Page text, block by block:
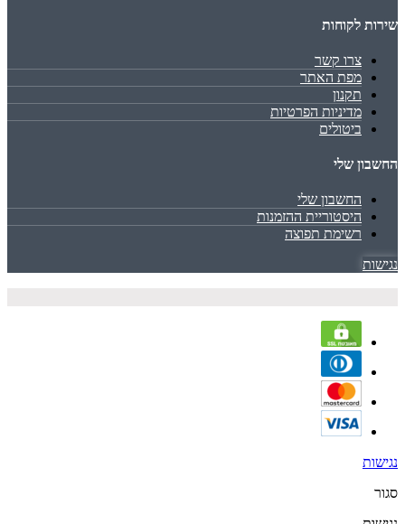
שירות לקוחות
צרו קשר
מפת האתר
תקנון
מדיניות הפרטיות
ביטולים
החשבון שלי
החשבון שלי
היסטוריית ההזמנות
רשימת תפוצה
נגישות
נגישות
סגור